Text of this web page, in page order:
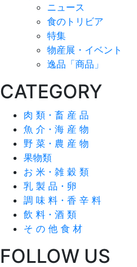
ニュース
食のトリビア
特集
物産展・イベント
逸品「商品」
CATEGORY
肉 類・畜 産 品
魚 介・海 産 物
野 菜・農 産 物
果物類
お 米・雑 穀 類
乳 製 品・卵
調 味 料・香 辛 料
飲 料・酒 類
そ の 他 食 材
FOLLOW US